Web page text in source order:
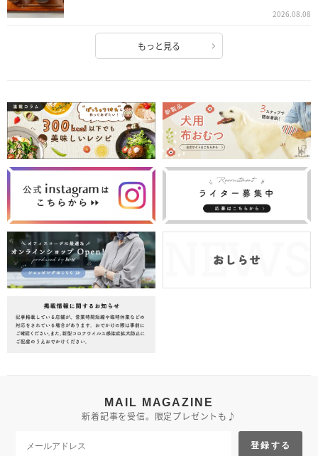
2026.08.08
もっと見る
MAIL MAGAZINE
新着記事を受信。限定プレゼントも♪
登録する